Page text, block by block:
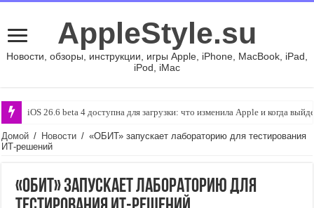
AppleStyle.su
Новости, обзоры, инструкции, игры Apple, iPhone, MacBook, iPad,
iPod, iMac
iOS 26.6 beta 4 доступна для загрузки: что изменила Apple и когда
Домой / Новости / «ОБИТ» запускает лабораторию для тестирования
ИТ-решений
«ОБИТ» запускает лабораторию для